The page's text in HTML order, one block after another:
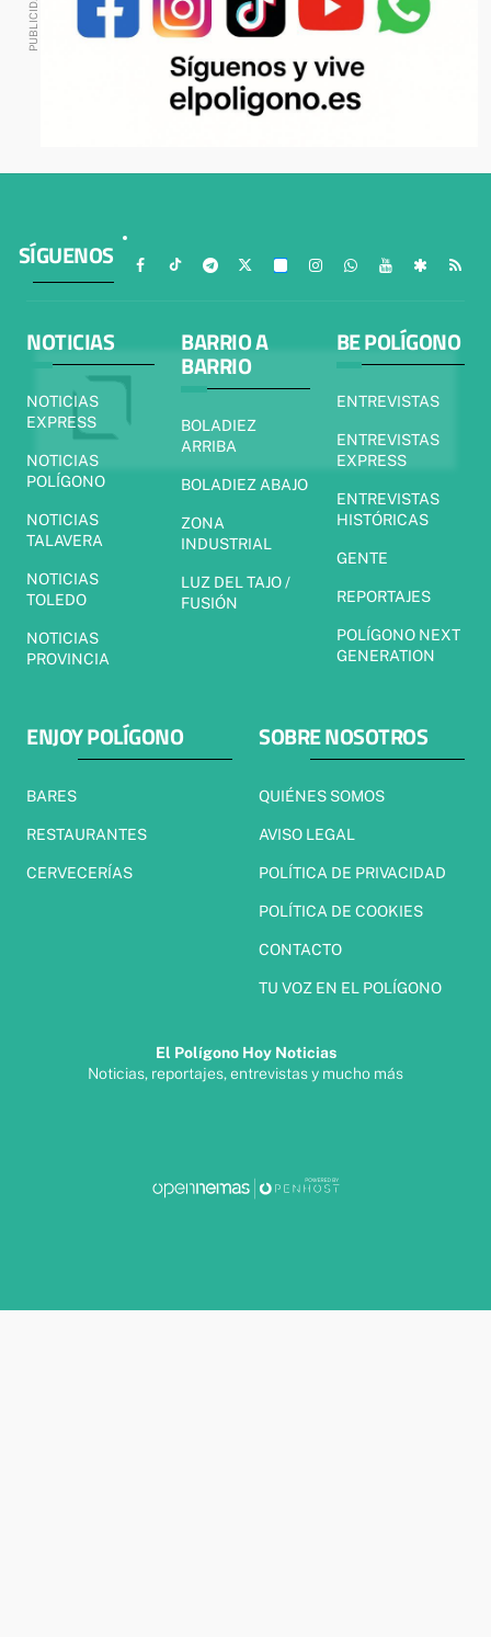
SÍGUENOS
NOTICIAS
NOTICIAS
EXPRESS
NOTICIAS
POLÍGONO
NOTICIAS
TALAVERA
NOTICIAS
TOLEDO
NOTICIAS
PROVINCIA
BARRIO A
BARRIO
BOLADIEZ
ARRIBA
BOLADIEZ ABAJO
ZONA
INDUSTRIAL
LUZ DEL TAJO /
FUSIÓN
BE POLÍGONO
ENTREVISTAS
ENTREVISTAS
EXPRESS
ENTREVISTAS
HISTÓRICAS
GENTE
REPORTAJES
POLÍGONO NEXT
GENERATION
ENJOY POLÍGONO
BARES
RESTAURANTES
CERVECERÍAS
SOBRE NOSOTROS
QUIÉNES SOMOS
AVISO LEGAL
POLÍTICA DE PRIVACIDAD
POLÍTICA DE COOKIES
CONTACTO
TU VOZ EN EL POLÍGONO
El Polígono Hoy Noticias
Noticias, reportajes, entrevistas y mucho más